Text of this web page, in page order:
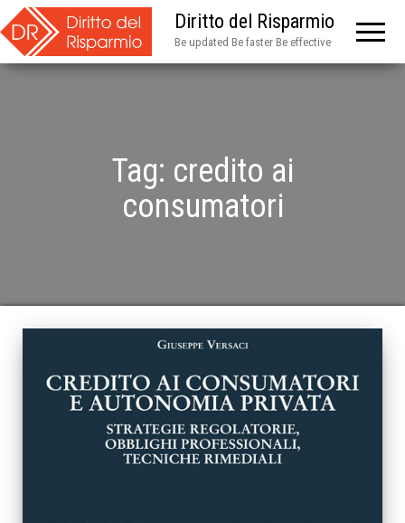
Diritto del Risparmio
Be updated Be faster Be effective
Tag: credito ai
consumatori